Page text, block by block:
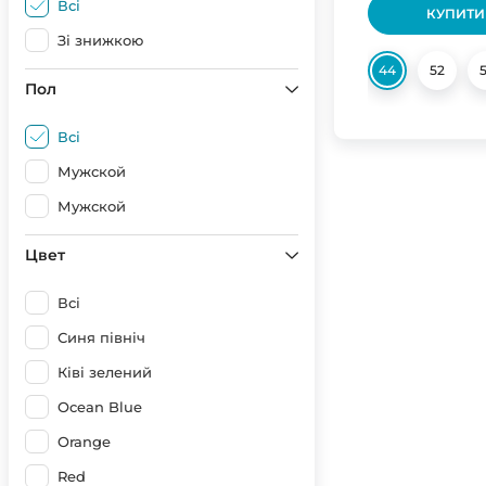
Всі
Зі знижкою
Пол
Всі
Мужской
Мужской
Цвет
Всі
Синя північ
Ківі зелений
Ocean Blue
Orange
Red
КУПИТИ
44 52